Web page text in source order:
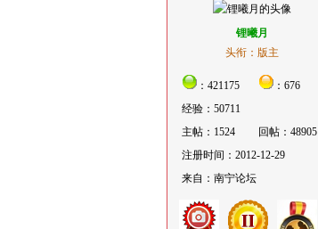
锂曦月
头衔：版主
：421175
：676
经验：50711
主帖：1524
回帖：48905
注册时间：2012-12-29
来自：南宁论坛